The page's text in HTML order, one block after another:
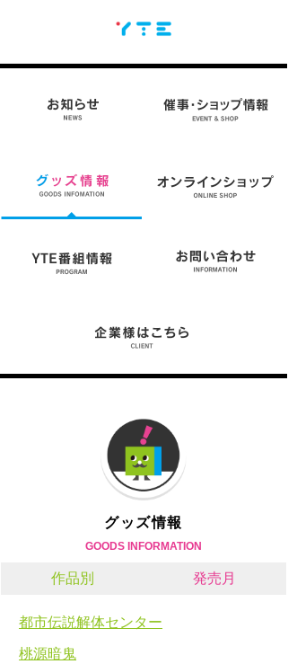
グッズ情報
GOODS INFORMATION
作品別 発売月
都市伝説解体センター
桃源暗鬼